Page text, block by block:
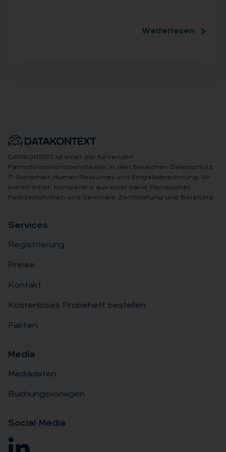
Weiterlesen
DATAKONTEXT ist einer der führenden
Fachinformationsdienstleister in den Bereichen Datenschutz,
IT-Sicherheit, Human Resources und Entgeltabrechnung. Wir
bieten Ihnen Kompetenz aus einer Hand: Fachbücher,
Fachzeitschriften und Seminare, Zertifizierung und Beratung.
Ser­vices
Registrierung
Preise
Kontakt
Kostenloses Probeheft bestellen
Fakten
Me­dia
Mediadaten
Buchungsvorlagen
So­ci­al Me­dia